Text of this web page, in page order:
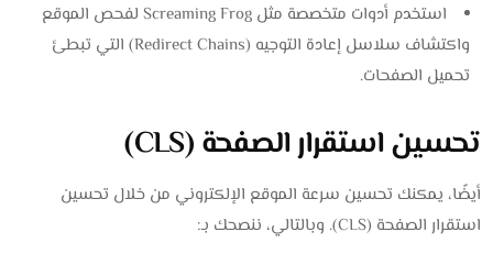
استخدم أدوات متخصصة مثل Screaming Frog لفحص الموقع
واكتشاف سلاسل إعادة التوجيه (Redirect Chains) التي تبطئ
تحميل الصفحات.
تحسين استقرار الصفحة (CLS)
أيضًا، يمكنك تحسين سرعة الموقع الإلكتروني من خلال تحسين
استقرار الصفحة (CLS). وبالتالي، ننصحك بـ: